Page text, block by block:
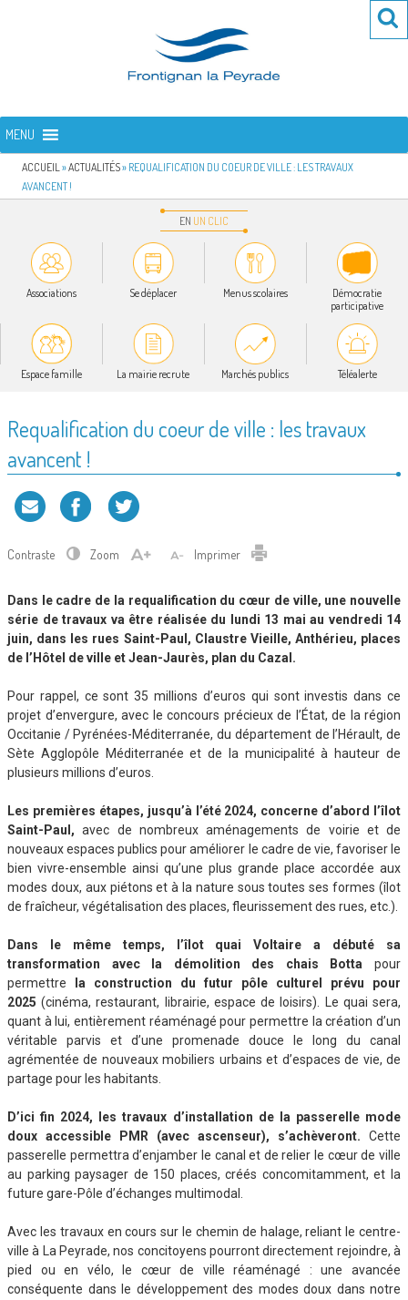
FRONTIGNAN LA PEYRADE
MENU
ACCUEIL »ACTUALITÉS» REQUALIFICATION DU COEUR DE VILLE : LES TRAVAUX
AVANCENT !
EN UN CLIC
Associations Se déplacer Menus scolaires
Démocratie
participative
Espace famille La mairie recrute Marchés publics Téléalerte
Requalification du coeur de ville : les travaux
avancent !
Contraste Zoom Imprimer
Dans le cadre de la requalification du cœur de ville, une nouvelle
série de travaux va être réalisée du lundi 13 mai au vendredi 14
juin, dans les rues Saint-Paul, Claustre Vieille, Anthérieu, places
de l’Hôtel de ville et Jean-Jaurès, plan du Cazal.
Pour rappel, ce sont 35 millions d’euros qui sont investis dans ce
projet d’envergure, avec le concours précieux de l’État, de la région
Occitanie / Pyrénées-Méditerranée, du département de l’Hérault, de
Sète Agglopôle Méditerranée et de la municipalité à hauteur de
plusieurs millions d’euros.
Les premières étapes, jusqu’à l’été 2024, concerne d’abord l’îlot
Saint-Paul, avec de nombreux aménagements de voirie et de
nouveaux espaces publics pour améliorer le cadre de vie, favoriser le
bien vivre-ensemble ainsi qu’une plus grande place accordée aux
modes doux, aux piétons et à la nature sous toutes ses formes (îlot
de fraîcheur, végétalisation des places, fleurissement des rues, etc.).
Dans le même temps, l’îlot quai Voltaire a débuté sa
transformation avec la démolition des chais Botta pour
permettre la construction du futur pôle culturel prévu pour
2025 (cinéma, restaurant, librairie, espace de loisirs). Le quai sera,
quant à lui, entièrement réaménagé pour permettre la création d’un
véritable parvis et d’une promenade douce le long du canal
agrémentée de nouveaux mobiliers urbains et d’espaces de vie, de
partage pour les habitants.
D’ici fin 2024, les travaux d’installation de la passerelle mode
doux accessible PMR (avec ascenseur), s’achèveront. Cette
passerelle permettra d’enjamber le canal et de relier le cœur de ville
au parking paysager de 150 places, créés concomitamment, et la
future gare-Pôle d’échanges multimodal.
Avec les travaux en cours sur le chemin de halage, reliant le centre-
ville à La Peyrade, nos concitoyens pourront directement rejoindre, à
pied ou en vélo, le cœur de ville réaménagé : une avancée
conséquente dans le développement des modes doux dans notre